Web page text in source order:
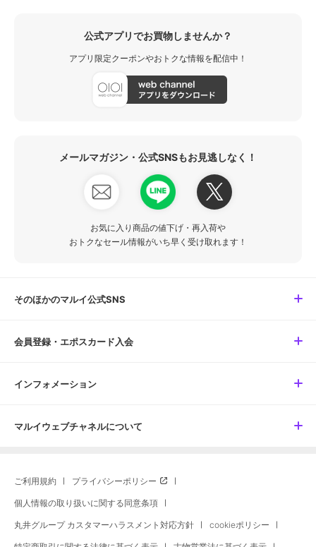
公式アプリでお買物しませんか？
アプリ限定クーポンやおトクな情報を配信中！
メールマガジン・公式SNSもお見逃しなく！
お気に入り商品の値下げ・再入荷や
おトクなセール情報がいち早く受け取れます！
そのほかのマルイ公式SNS
会員登録・エポスカード入会
インフォメーション
マルイウェブチャネルについて
ご利用規約 プライバシーポリシー
個人情報の取り扱いに関する同意条項
丸井グループ カスタマーハラスメント対応方針 cookieポリシー